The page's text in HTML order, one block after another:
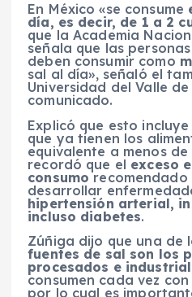
En México «se consume
día, es decir, de 1 a 2
que la Academia
señala que las
deben consumir como
sal al día», señaló el
Universidad del Valle
comunicado.
Explicó que esto
que ya tienen los
equivalente a menos
recordó que el exceso
consumorecomendado
desarrollar
hipertensión arterial,
incluso diabetes.
Zúñiga dijo que una de
fuentes de sal son los
procesados e
consumen cada vez
por lo cual es